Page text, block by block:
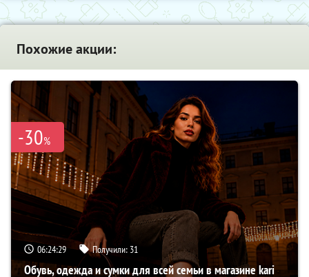
Похожие акции:
-30%
06:24:28 Получили: 31
Обувь, одежда и сумки для всей семьи в магазине kari